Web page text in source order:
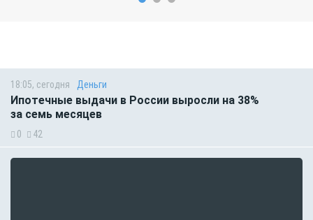
18:05, сегодня Деньги
Ипотечные выдачи в России выросли на 38%
за семь месяцев
0 42